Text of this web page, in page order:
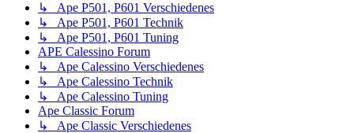
↳ Ape P501, P601 Verschiedenes
↳ Ape P501, P601 Technik
↳ Ape P501, P601 Tuning
APE Calessino Forum
↳ Ape Calessino Verschiedenes
↳ Ape Calessino Technik
↳ Ape Calessino Tuning
Ape Classic Forum
↳ Ape Classic Verschiedenes